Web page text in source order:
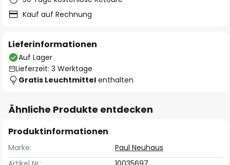
Kauf auf Rechnung
Lieferinformationen
Auf Lager
Lieferzeit: 3 Werktage
Gratis Leuchtmittel enthalten
Ähnliche Produkte entdecken
Produktinformationen
Marke:
Paul Neuhaus